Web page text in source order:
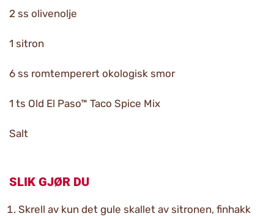
2 ss olivenolje
1 sitron
6 ss romtemperert okologisk smor
1 ts Old El Paso™ Taco Spice Mix
Salt
SLIK GJØR DU
Skrell av kun det gule skallet av sitronen, finhakk